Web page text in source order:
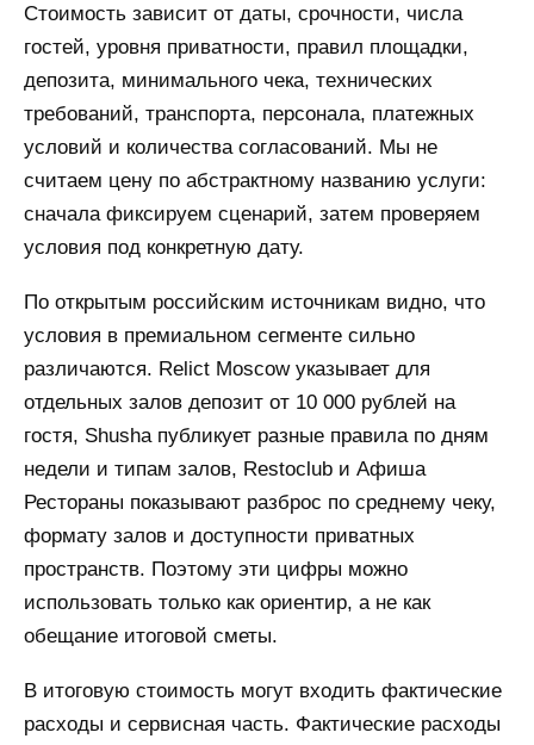
Стоимость зависит от даты, срочности, числа
гостей, уровня приватности, правил площадки,
депозита, минимального чека, технических
требований, транспорта, персонала, платежных
условий и количества согласований. Мы не
считаем цену по абстрактному названию услуги:
сначала фиксируем сценарий, затем проверяем
условия под конкретную дату.
По открытым российским источникам видно, что
условия в премиальном сегменте сильно
различаются. Relict Moscow указывает для
отдельных залов депозит от 10 000 рублей на
гостя, Shusha публикует разные правила по дням
недели и типам залов, Restoclub и Афиша
Рестораны показывают разброс по среднему чеку,
формату залов и доступности приватных
пространств. Поэтому эти цифры можно
использовать только как ориентир, а не как
обещание итоговой сметы.
В итоговую стоимость могут входить фактические
расходы и сервисная часть. Фактические расходы